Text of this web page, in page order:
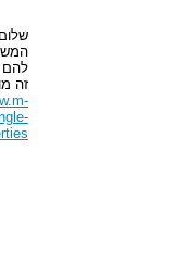
שלום
להם
זה